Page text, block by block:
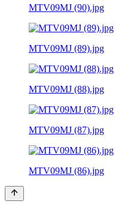
MTV09MJ (90).jpg
MTV09MJ (89).jpg
MTV09MJ (88).jpg
MTV09MJ (87).jpg
MTV09MJ (86).jpg